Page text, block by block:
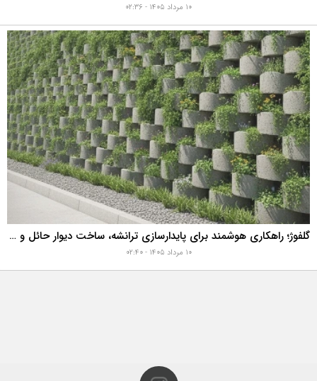
گلفوژ؛ راهکاری هوشمند برای پایدارسازی ترانشه، ساخت دیوار حائل و زیباسازی شهری